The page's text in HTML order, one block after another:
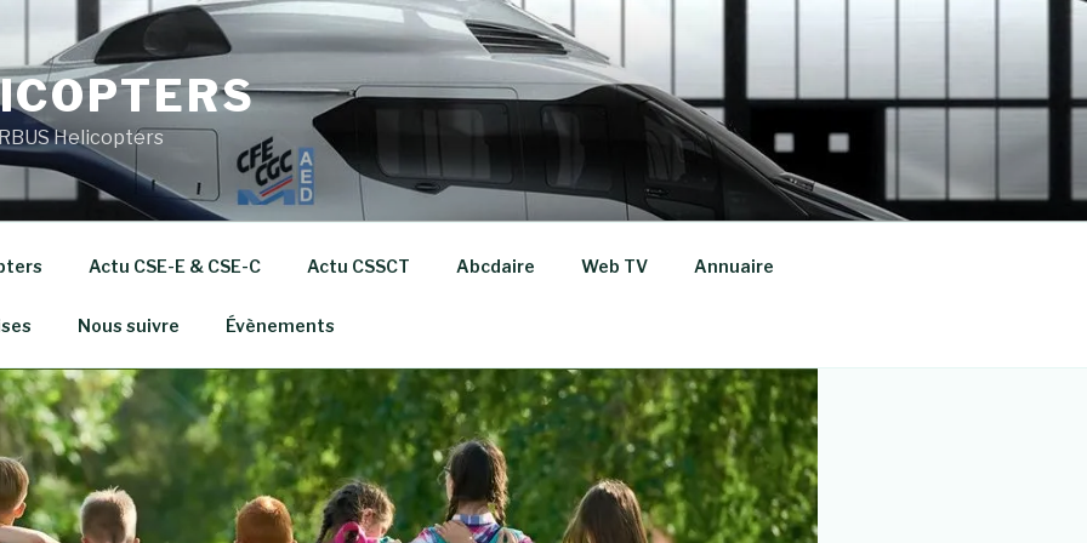
Helicopters
Actu CSE-E & CSE-C Actu CSSCT Abcdaire Web TV Annuaire
Nous suivre Évènements